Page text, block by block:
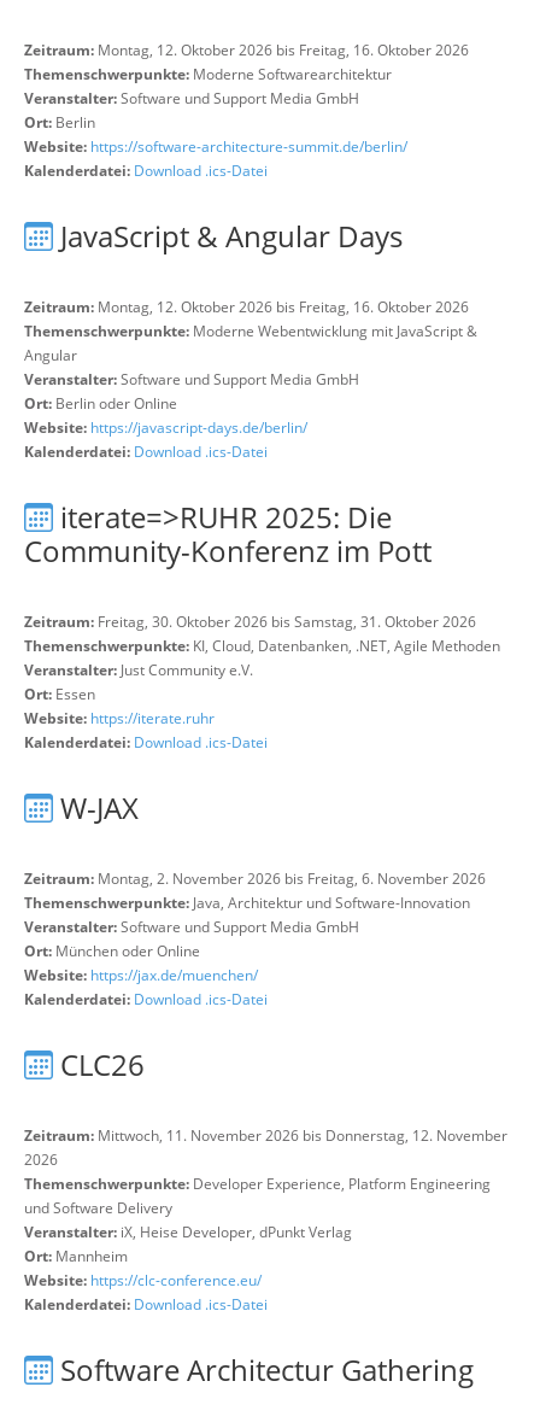
Zeitraum: Montag, 12. Oktober 2026 bis Freitag, 16. Oktober 2026
Themenschwerpunkte: Moderne Softwarearchitektur
Veranstalter:Software und Support Media GmbH
Ort: Berlin
Website: https://software-architecture-summit.de/berlin/
Kalenderdatei: Download .ics-Datei
JavaScript & Angular Days
Zeitraum: Montag, 12. Oktober 2026 bis Freitag, 16. Oktober 2026
Themenschwerpunkte: Moderne Webentwicklung mit JavaScript &
Angular
Veranstalter:Software und Support Media GmbH
Ort: Berlin oder Online
Website: https://javascript-days.de/berlin/
Kalenderdatei: Download .ics-Datei
iterate=>RUHR 2025: Die
Community-Konferenz im Pott
Zeitraum: Freitag, 30. Oktober 2026 bis Samstag, 31. Oktober 2026
Themenschwerpunkte: KI, Cloud, Datenbanken, .NET, Agile Methoden
Veranstalter: Just Community e.V.
Ort: Essen
Website: https://iterate.ruhr
Kalenderdatei: Download .ics-Datei
W-JAX
Zeitraum: Montag, 2. November 2026 bis Freitag, 6. November 2026
Themenschwerpunkte: Java, Architektur und Software-Innovation
Veranstalter:Software und Support Media GmbH
Ort: München oder Online
Website: https://jax.de/muenchen/
Kalenderdatei: Download .ics-Datei
CLC26
Zeitraum: Mittwoch, 11. November 2026 bis Donnerstag, 12. November
2026
Themenschwerpunkte: Developer Experience, Platform Engineering
und Software Delivery
Veranstalter: iX, Heise Developer, dPunkt Verlag
Ort: Mannheim
Website: https://clc-conference.eu/
Kalenderdatei: Download .ics-Datei
Software Architectur Gathering